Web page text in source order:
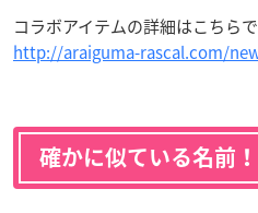
コラボアイテムの詳細はこちら
http://araiguma-rascal.com/
確かに似ている名前！